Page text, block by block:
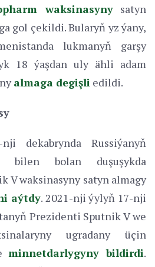
waksinasynysatyn
gol çekildi. Bularyň yz ýany,
lukmanyň garşy
18 ýaşdan uly ähli adam
almaga degişli edildi.
dekabrynda Russiýanyň
bilen bolan duşuşykda
V waksinasyny satyn almagy
aýtdy. 2021-nji ýylyň 17-nji
Prezidenti Sputnik V we
ugradany üçin
minnetdarlygyny bildirdi.